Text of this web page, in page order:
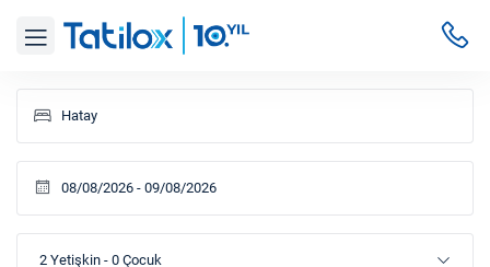
2 Yetişkin - 0 Çocuk